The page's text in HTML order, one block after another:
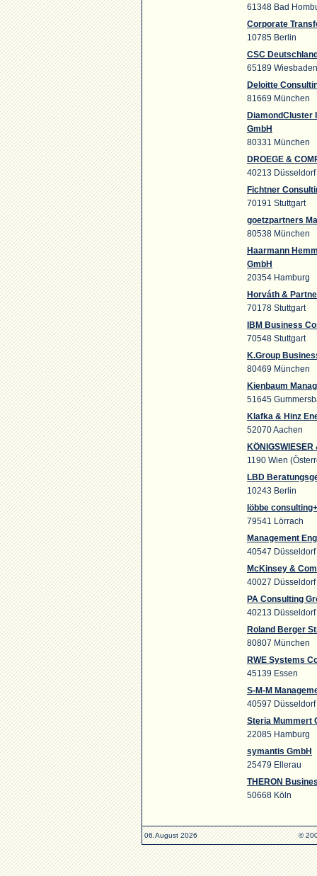
61348 Bad
Corporate
10785 Berlin
CSC
65189 Wiesbaden
Deloitte
81669 München
DiamondCluster
GmbH
80331 München
DROEGE &
40213 Düsseldorf
Fichtner
70191 Stuttgart
goetzpartners
80538 München
Haarmann
GmbH
20354 Hamburg
Horváth &
70178 Stuttgart
IBM Business
70548 Stuttgart
K.Group
80469 München
Kienbaum
51645
Klafka & Hinz
52070 Aachen
1190 Wien
LBD
10243 Berlin
löbbe consulting+
79541 Lörrach
Management
40547 Düsseldorf
McKinsey &
40027 Düsseldorf
PA Consulting
40213 Düsseldorf
Roland Berger
80807 München
RWE Systems
45139 Essen
S-M-M
40597 Düsseldorf
Steria Mummert
22085 Hamburg
symantis GmbH
25479 Ellerau
THERON
50668 Köln
06.August 2026 ©